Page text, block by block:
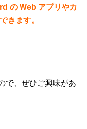
の Web アプリやカ
きます。
で、ぜひご興味があ